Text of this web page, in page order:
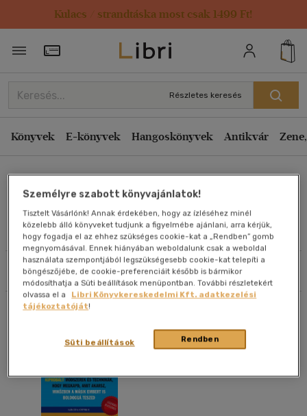
Kulacs / strandtáska most csak 1499 Ft!
Törzsvásárlói Kártya adatai
Részletes keresés
Könyvek E-könyvek Hangoskönyvek Antikvár
Művei
Szűrés Rendezés
Rendezés
Kiadás éve szerint csökkenő
Ár szerint csökkenő
Eladott darabszám szerint csökkenő
Eladott darabszám szerint növekvő
Cím szerint A-Z
Szerző szerint A-Z
Megjelenítés
20 db / oldal
Alkalmaz
Személyre szabott könyvajánlatok!
Tisztelt Vásárlónk! Annak érdekében, hogy az ízléséhez minél
közelebb álló könyveket tudjunk a figyelmébe ajánlani, arra kérjük,
hogy fogadja el az ehhez szükséges cookie-kat a „Rendben” gomb
megnyomásával. Ennek hiányában weboldalunk csak a weboldal
használata szempontjából legszükségesebb cookie-kat telepíti a
böngészőjébe, de cookie-preferenciáit később is bármikor
módosíthatja a Süti beállítások menüpontban. További részletekért
olvassa el a
Libri Könyvkereskedelmi Kft. adatkezelési
tájékoztatóját!
Rendben
Süti beállítások